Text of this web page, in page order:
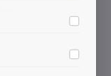
რეკლამების